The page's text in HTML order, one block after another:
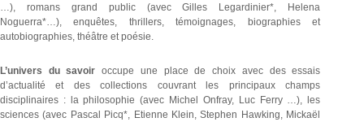
…), romans grand public (avec Gilles Legardinier*, Helena
Noguerra*…), enquêtes, thrillers, témoignages, biographies et
autobiographies, théâtre et poésie.
L’univers du savoiroccupe une place de choix avec des essais
d’actualité et des collections couvrant les principaux champs
disciplinaires : la philosophie (avec Michel Onfray, Luc Ferry …), les
sciences (avec Pascal Picq*, Etienne Klein, Stephen Hawking, Mickaël